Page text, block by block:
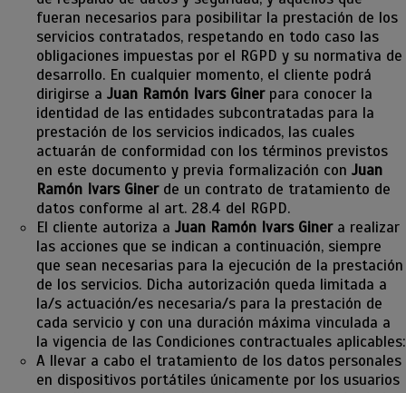
fueran necesarios para posibilitar la prestación de los
servicios contratados, respetando en todo caso las
obligaciones impuestas por el RGPD y su normativa de
desarrollo. En cualquier momento, el cliente podrá
dirigirse a Juan Ramón Ivars Ginerpara conocer la
identidad de las entidades subcontratadas para la
prestación de los servicios indicados, las cuales
actuarán de conformidad con los términos previstos
en este documento y previa formalización con Juan
Ramón Ivars Ginerde un contrato de tratamiento de
datos conforme al art. 28.4 del RGPD.
El cliente autoriza a Juan Ramón Ivars Ginera realizar
las acciones que se indican a continuación, siempre
que sean necesarias para la ejecución de la prestación
de los servicios. Dicha autorización queda limitada a
la/s actuación/es necesaria/s para la prestación de
cada servicio y con una duración máxima vinculada a
la vigencia de las Condiciones contractuales aplicables:
A llevar a cabo el tratamiento de los datos personales
en dispositivos portátiles únicamente por los usuarios